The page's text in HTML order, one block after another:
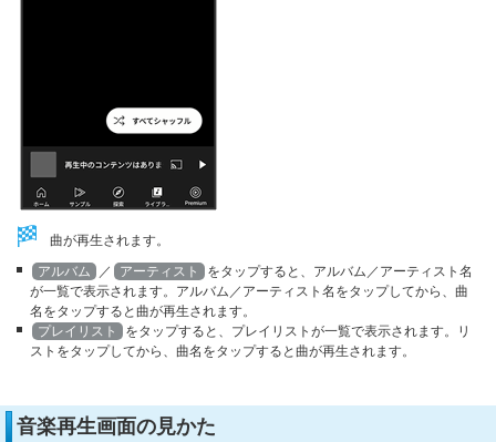
曲が再生されます。
アルバム
／ アーティスト
をタップすると、アルバム／アーティスト名
が一覧で表示されます。アルバム／アーティスト名をタップしてから、曲
名をタップすると曲が再生されます。
プレイリスト
をタップすると、プレイリストが一覧で表示されます。リ
ストをタップしてから、曲名をタップすると曲が再生されます。
音楽再生画面の見かた